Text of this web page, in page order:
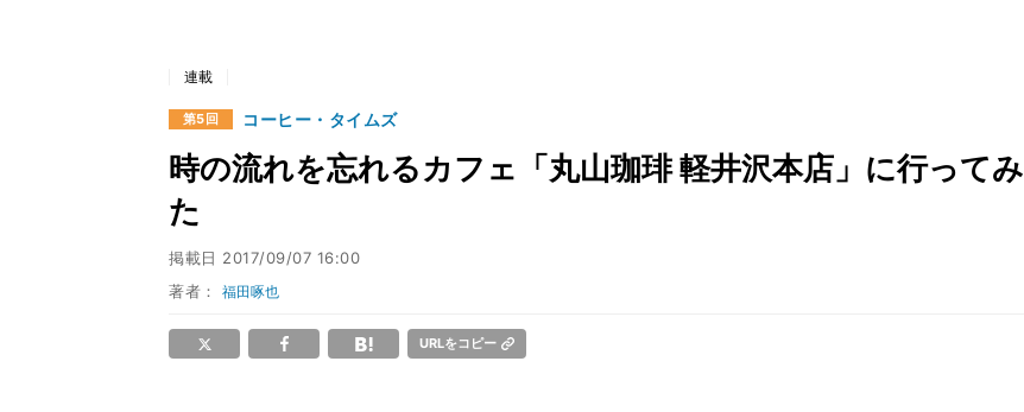
連載
第5回 コーヒー・タイムズ
時の流れを忘れるカフェ「丸山珈琲 軽井沢本店」に行ってみ
た
掲載日 2017/09/07 16:00
著者：福田啄也
URLをコピー